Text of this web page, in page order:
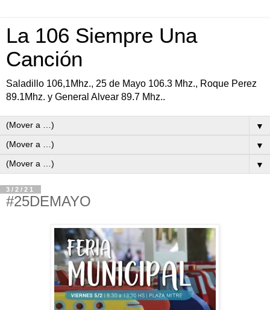
La 106 Siempre Una
Canción
Saladillo 106,1Mhz., 25 de Mayo 106.3 Mhz., Roque Perez
89.1Mhz. y General Alvear 89.7 Mhz..
▼
▼
▼
3/2/21
#25DEMAYO